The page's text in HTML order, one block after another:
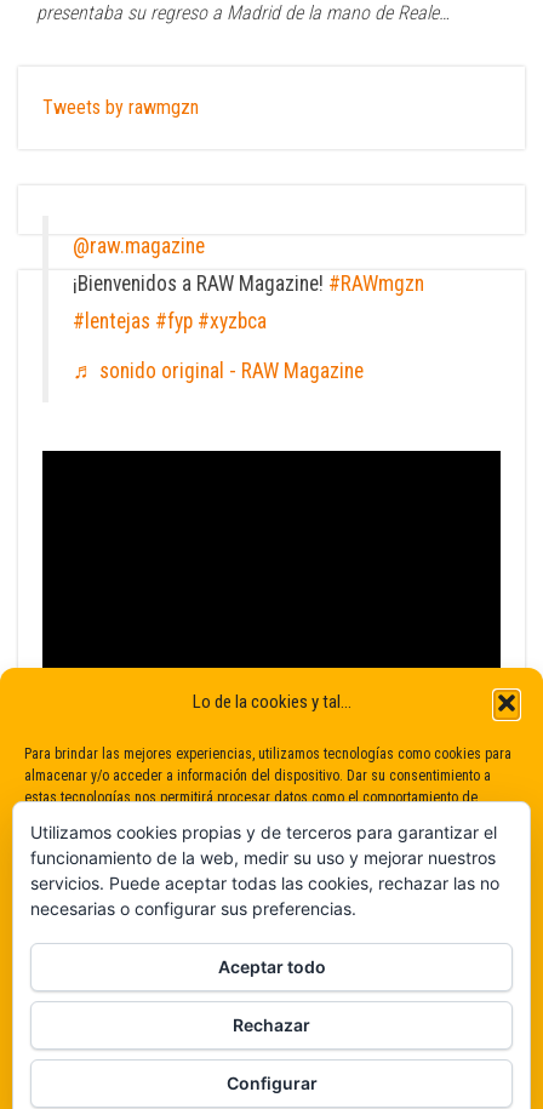
Lo de la cookies y tal...
Para brindar las mejores experiencias, utilizamos tecnologías como cookies para
almacenar y/o acceder a información del dispositivo. Dar su consentimiento a
estas tecnologías nos permitirá procesar datos como el comportamiento de
consentimiento puede afectar negativamente a determinadas características y
funciones.
De ninguna manera
Veámos que hay aquí
Política de cookies
presentaba su regreso a Madrid de la mano de Reale…
Tweets by rawmgzn
@raw.magazine
¡Bienvenidos a RAW Magazine! #RAWmgzn
#lentejas #fyp #xyzbca
♬ sonido original - RAW Magazine
WordPress |Tema:
Utilizamos cookies propias y de terceros para garantizar el
funcionamiento de la web, medir su uso y mejorar nuestros
servicios. Puede aceptar todas las cookies, rechazar las no
necesarias o configurar sus preferencias.
Aceptar todo
Rechazar
Configurar